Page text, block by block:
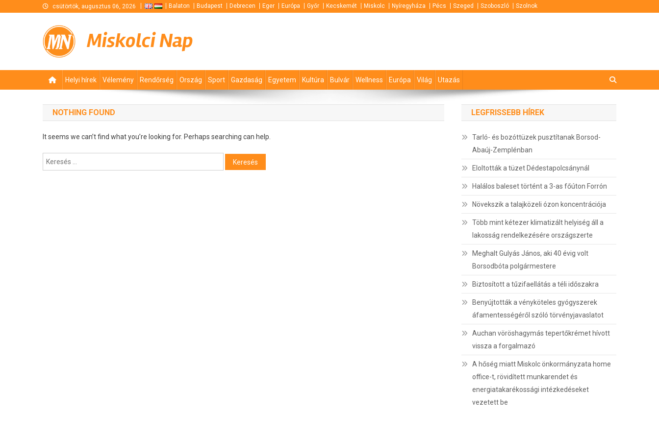
csütörtök, augusztus 06, 2026 Balaton Budapest Debrecen Eger Európa Győr Kecskemét Miskolc Nyíregyháza Pécs Szeged Szoboszló Szolnok
Miskolci Nap
Helyi hírek Vélemény Rendőrség Ország Sport Gazdaság Egyetem Kultúra Bulvár Wellness Európa Világ Utazás
NOTHING FOUND
It seems we can’t find what you’re looking for. Perhaps searching can help.
Keresés:
LEGFRISSEBB HÍREK
Tarló- és bozóttüzek pusztítanak Borsod-
Abaúj-Zemplénban
Eloltották a tüzet Dédestapolcsánynál
Halálos baleset történt a 3-as főúton Forrón
Növekszik a talajközeli ózon koncentrációja
Több mint kétezer klimatizált helyiség áll a
lakosság rendelkezésére országszerte
Meghalt Gulyás János, aki 40 évig volt
Borsodbóta polgármestere
Biztosított a tűzifaellátás a téli időszakra
Benyújtották a vényköteles gyógyszerek
áfamentességéről szóló törvényjavaslatot
Auchan vöröshagymás tepertőkrémet hívott
vissza a forgalmazó
A hőség miatt Miskolc önkormányzata home
office-t, rövidített munkarendet és
energiatakarékossági intézkedéseket
vezetett be